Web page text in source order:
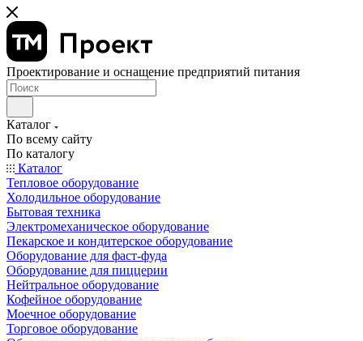
Проектирование и оснащение предприятий питания
Каталог
По всему сайту
По каталогу
Каталог
Тепловое оборудование
Холодильное оборудование
Бытовая техника
Электромеханическое оборудование
Пекарское и кондитерское оборудование
Оборудование для фаст-фуда
Оборудование для пиццерии
Нейтральное оборудование
Кофейное оборудование
Моечное оборудование
Торговое оборудование